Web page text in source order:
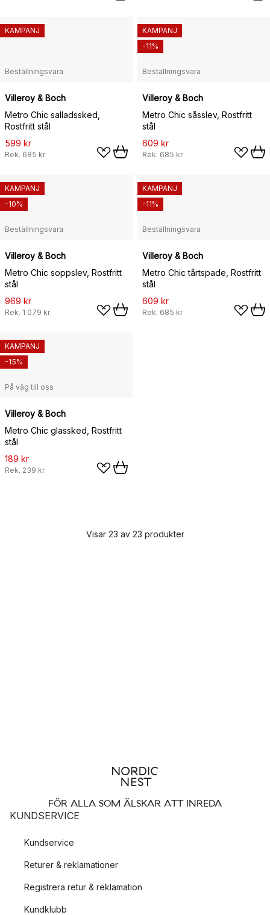
Beställningsvara
Villeroy & Boch
Metro Chic salladssked,
Rostfritt stål
599 kr
Rek. 685 kr
KAMPANJ
Beställningsvara
Villeroy & Boch
Metro Chic såsslev, Rostfritt
stål
609 kr
Rek. 685 kr
KAMPANJ
-11%
Beställningsvara
Villeroy & Boch
Metro Chic soppslev, Rostfritt
stål
969 kr
Rek. 1 079 kr
KAMPANJ
-10%
Beställningsvara
Villeroy & Boch
Metro Chic tårtspade, Rostfritt
stål
609 kr
Rek. 685 kr
KAMPANJ
-11%
På väg till oss
Villeroy & Boch
Metro Chic glassked, Rostfritt
stål
189 kr
Rek. 239 kr
KAMPANJ
-15%
Visar 23 av 23 produkter
FÖR ALLA SOM ÄLSKAR ATT INREDA
KUNDSERVICE
Kundservice
Returer & reklamationer
Registrera retur & reklamation
Kundklubb